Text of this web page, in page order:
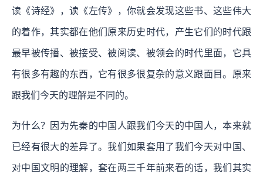
读《诗经》，读《左传》，你就会发现这些书、这些伟大
的着作，其实都在他们原来历史时代，产生它们的时代跟
最早被传播、被接受、被阅读、被领会的时代里面，它具
有很多有趣的东西，它有很多很复杂的意义跟面目。原来
跟我们今天的理解是不同的。
为什么？因为先秦的中国人跟我们今天的中国人，本来就
已经有很大的差异了。我们如果套用了我们今天对中国、
对中国文明的理解，套在两三千年前来看的话，我们其实